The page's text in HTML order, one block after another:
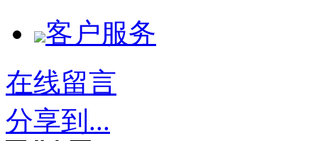
客户服务
在线留言
分享到...